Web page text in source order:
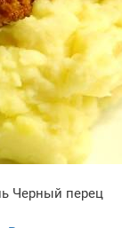
Черный перец